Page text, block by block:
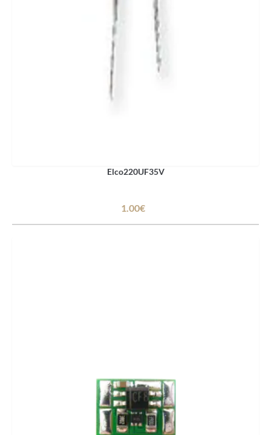
Elco220UF35V
1.00€